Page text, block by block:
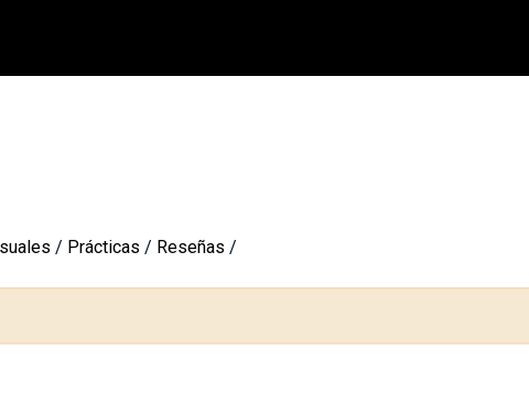
/ Prácticas / Reseñas /